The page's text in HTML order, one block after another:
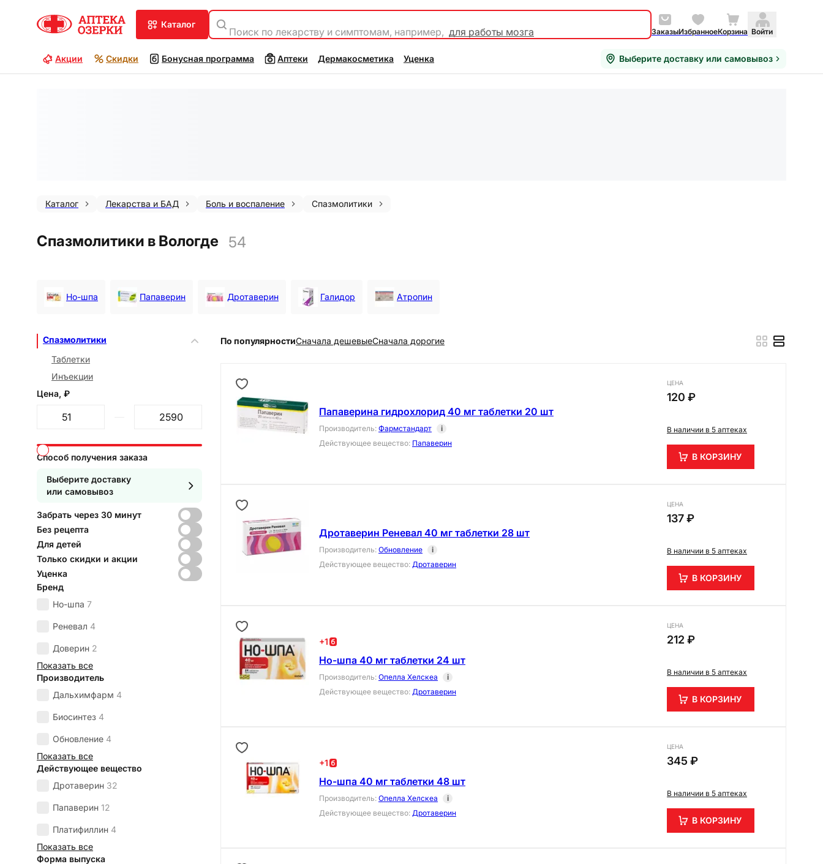
каталог
Поиск по лекарству и симптомам, например, для работы мозга ЗаказыИзбранноеКорзина Войти
Акции Скидки Бонусная программа Аптеки Дермакосметика Уценка Выберите доставку или самовывоз
Каталог Лекарства и БАД Боль и воспаление Спазмолитики
Спазмолитики в Вологде 54
Но-шпа Папаверин Дротаверин Галидор Атропин
Спазмолитики
Таблетки
Инъекции
Цена, ₽
Способ получения заказа
Выберите доставку
или самовывоз
Забрать через 30 минут
Без рецепта
Для детей
Только скидки и акции
Уценка
Бренд
Но-шпа 7
Реневал 4
Доверин 2
Показать все
Производитель
Дальхимфарм 4
Биосинтез 4
Обновление 4
Показать все
Действующее вещество
Дротаверин 32
Папаверин 12
Платифиллин 4
Показать все
Форма выпуска
По популярностиCначала дешевыеCначала дорогие
Папаверина гидрохлорид 40 мг таблетки 20 шт
Производитель: Фармстандарт
i
Действующее вещество: Папаверин
ЦЕНА
120 ₽
В наличии в 5 аптеках
В КОРЗИНУ
Дротаверин Реневал 40 мг таблетки 28 шт
Производитель: Обновление
i
Действующее вещество: Дротаверин
ЦЕНА
137 ₽
В наличии в 5 аптеках
В КОРЗИНУ
+1
Но-шпа 40 мг таблетки 24 шт
Производитель: Опелла Хелскеа
i
Действующее вещество: Дротаверин
ЦЕНА
212 ₽
В наличии в 5 аптеках
В КОРЗИНУ
+1
Но-шпа 40 мг таблетки 48 шт
Производитель: Опелла Хелскеа
i
Действующее вещество: Дротаверин
ЦЕНА
345 ₽
В наличии в 5 аптеках
В КОРЗИНУ